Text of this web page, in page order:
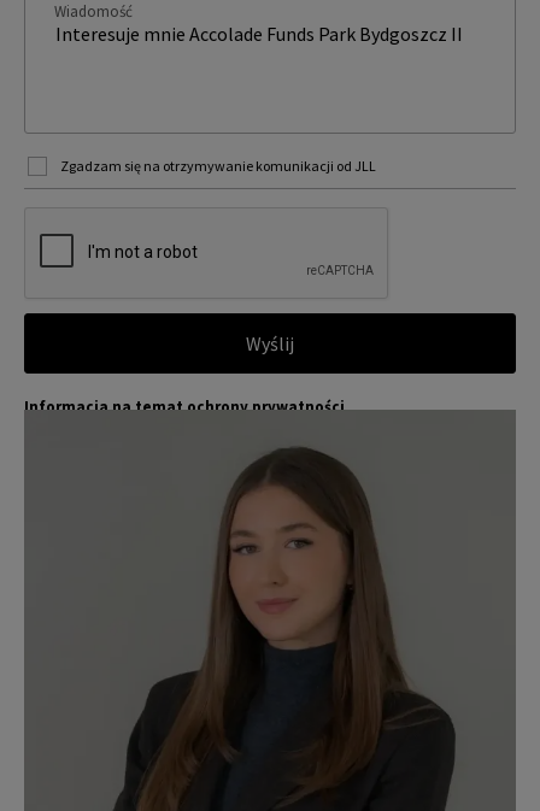
Wiadomość
Zgadzam się na otrzymywanie komunikacji od JLL
Wyślij
Informacja na temat ochrony prywatności
iązanymi jest wiodącym globalnym dostawcą usług w zakresie zar
ządzania nieruchomościami i inwestycjami. Poważnie traktujemy
obowiązek ochrony przekazywanych nam danych osobowych.
Dane osobowe, które zbieramy od użytkowników, służą do zapew
nienia im dostępu do portalu magazyny.pl, umożliwienia im korzy
stania z portalu, a także, za ich zgodą, do wysyłania im komunika
Dokładamy wszelkich starań, aby dane osobowe były bezpieczne,
zapewniamy odpowiedni poziom ich ochrony i przechowujemy je
tylko przez czas niezbędny do realizacji zapytania z uzasadnionyc
h powodów biznesowych lub prawnych. Następnie usuwamy je w s
posób bezpieczny i pewny. Aby uzyskać więcej informacji na temat
danych osobowych przetwarzanych przez JLL, prosimy zapoznać
zasadami ochrony prywatności.